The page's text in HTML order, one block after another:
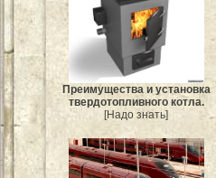
Преимущества и установка
твердотопливного котла.
[Надо знать]